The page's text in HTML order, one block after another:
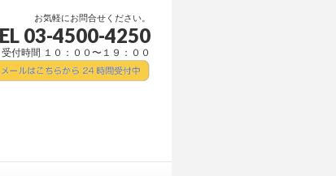
お気軽にお問合せください。
03-4500-4250
受付時間 １０：００〜１９：００